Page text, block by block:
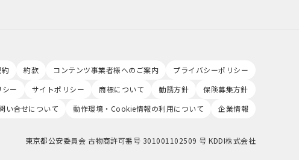
約 約款 コンテンツ事業者様へのご案内
プライバシーポリシー
ー サイトポリシー 商標について 勧誘方針
保険募集方針
い合せについて
動作環境・Cookie情報の利用について 企業情報
東京都公安委員会 古物商許可番号 301001102509 号 KDDI株式会社